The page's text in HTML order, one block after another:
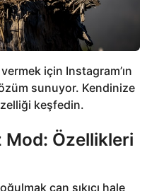
için Instagram’ın
sunuyor. Kendinize
keşfedin.
Mod: Özellikleri
can sıkıcı hale